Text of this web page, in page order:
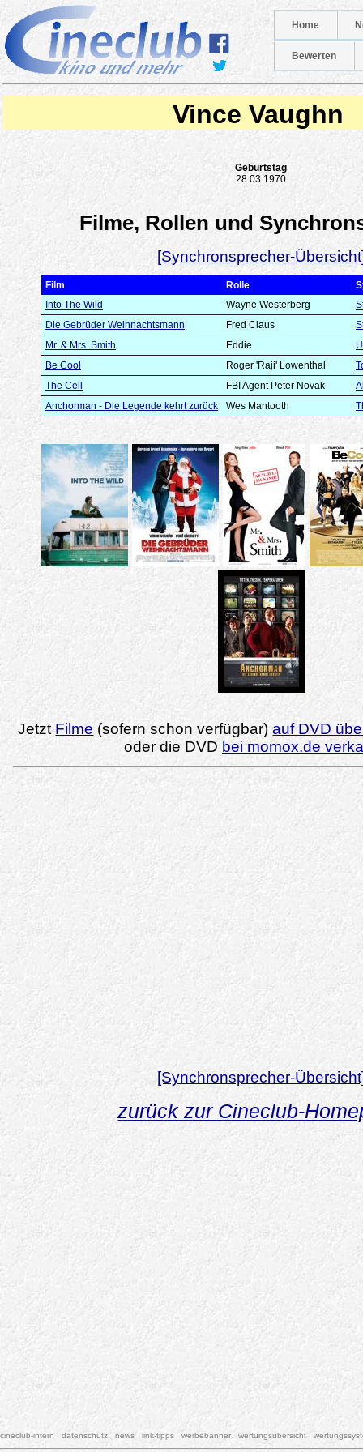
Home
Bewerten
Vince Vaughn
Geburtstag
28.03.1970
Filme, Rollen und
[Synchronsprecher-
Film Rolle
Into The Wild
Wayne Westerberg
Die Gebrüder Weihnachtsmann
Fred Claus
Mr. & Mrs. Smith
Eddie
Be Cool
Roger 'Raji' Lowenthal
The Cell
FBI Agent Peter Novak
Anchorman - Die Legende kehrt zurück
Wes Mantooth
Jetzt Filme (sofern schon verfügbar)auf DVD
oder die DVD bei momox.de
[Synchronsprecher-
zurück zur Cineclub-
cineclub-intern datenschutz news link-tipps werbebanner wertungsübersicht